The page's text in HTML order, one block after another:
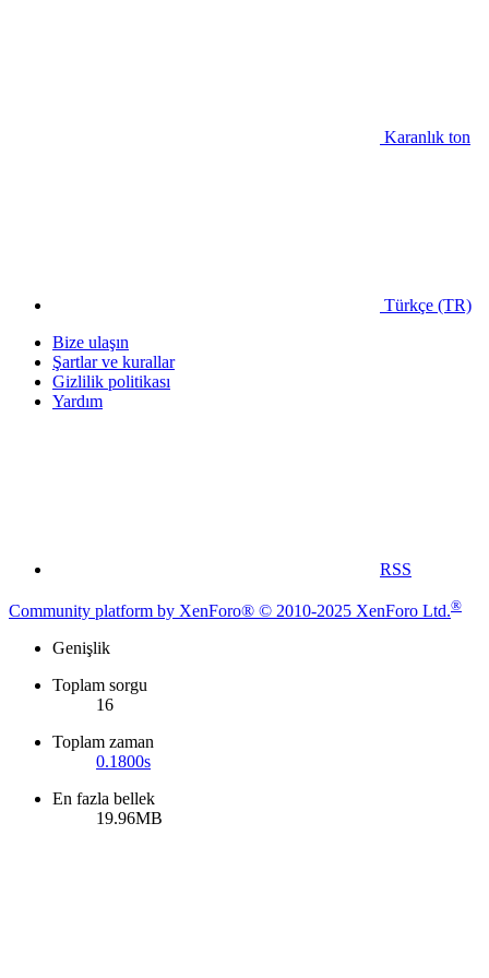
Karanlık ton
Türkçe (TR)
Bize ulaşın
Şartlar ve kurallar
Gizlilik politikası
Yardım
RSS
Community platform by XenForo® © 2010-2025 XenForo Ltd.®
Genişlik
Toplam sorgu
16
Toplam zaman
0.1800s
En fazla bellek
19.96MB